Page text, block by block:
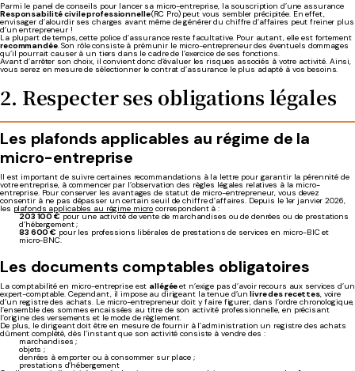
Parmi le panel de conseils pour lancer sa micro-entreprise, la souscription d’une assurance
Responsabilité civile professionnelle(RC Pro) peut vous sembler précipitée. En effet,
envisager d’alourdir ses charges avant même de générer du chiffre d’affaires peut freiner plus
d’un entrepreneur !
La plupart de temps, cette police d’assurance reste facultative. Pour autant, elle est fortement
recommandée. Son rôle consiste à prémunir le micro-entrepreneur des éventuels dommages
qu’il pourrait causer à un tiers dans le cadre de l’exercice de ses fonctions.
Avant d’arrêter son choix, il convient donc d’évaluer les risques associés à votre activité. Ainsi,
vous serez en mesure de sélectionner le contrat d’assurance le plus adapté à vos besoins.
2. Respecter ses obligations légales
Les plafonds applicables au régime de la
micro-entreprise
Il est important de suivre certaines recommandations à la lettre pour garantir la pérennité de
votre entreprise, à commencer par l’observation des règles légales relatives à la micro-
entreprise. Pour conserver les avantages de statut de micro-entrepreneur, vous devez
consentir à ne pas dépasser un certain seuil de chiffre d’affaires. Depuis le 1er janvier 2026,
les plafonds applicables au régime micro correspondent à :
203 100 € pour une activité de vente de marchandises ou de denrées ou de prestations
d’hébergement ;
83 600 € pour les professions libérales de prestations de services en micro-BIC et
micro-BNC.
Les documents comptables obligatoires
La comptabilité en micro-entreprise est allégéeet n’exige pas d’avoir recours aux services d’un
expert-comptable. Cependant, il impose au dirigeant la tenue d’un livre des recettes, voire
d’un registre des achats. Le micro-entrepreneur doit y faire figurer, dans l’ordre chronologique,
l’ensemble des sommes encaissées au titre de son activité professionnelle, en précisant
l’origine des versements et le mode de règlement.
De plus, le dirigeant doit être en mesure de fournir à l’administration un registre des achats
dûment complété, dès l’instant que son activité consiste à vendre des :
marchandises ;
objets ;
denrées à emporter ou à consommer sur place ;
prestations d’hébergement